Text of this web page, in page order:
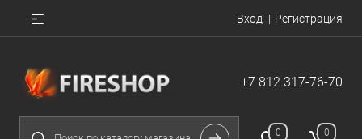
Вход Регистрация
+7 812 317-76-70
0 0